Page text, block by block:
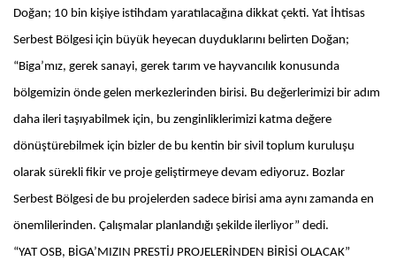
Doğan; 10 bin kişiye istihdam yaratılacağına dikkat çekti. Yat İhtisas
Serbest Bölgesi için büyük heyecan duyduklarını belirten Doğan;
“Biga’mız, gerek sanayi, gerek tarım ve hayvancılık konusunda
bölgemizin önde gelen merkezlerinden birisi. Bu değerlerimizi bir adım
daha ileri taşıyabilmek için, bu zenginliklerimizi katma değere
dönüştürebilmek için bizler de bu kentin bir sivil toplum kuruluşu
olarak sürekli fikir ve proje geliştirmeye devam ediyoruz. Bozlar
Serbest Bölgesi de bu projelerden sadece birisi ama aynı zamanda en
önemlilerinden. Çalışmalar planlandığı şekilde ilerliyor” dedi.
“YAT OSB, BİGA’MIZIN PRESTİJ PROJELERİNDEN BİRİSİ OLACAK”